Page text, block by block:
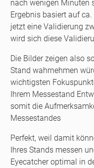
nach wenigen Minuten
Ergebnis basiert auf
jetzt eine Validierung
wird sich diese
Die Bilder zeigen also
Stand wahrnehmen
wichtigsten
Ihrem Messestand
somit die
Messestandes
Perfekt, weil damit
Ihres Stands messen
Eyecatcher optimal in